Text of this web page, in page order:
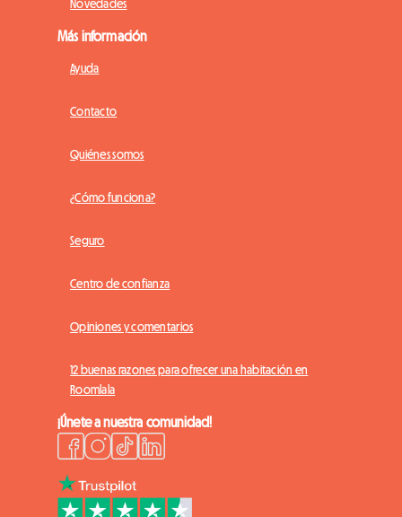
Novedades
Más información
Ayuda
Contacto
Quiénes somos
¿Cómo funciona?
Seguro
Centro de confianza
Opiniones y comentarios
12 buenas razones para ofrecer una habitación en
Roomlala
¡Únete a nuestra comunidad!